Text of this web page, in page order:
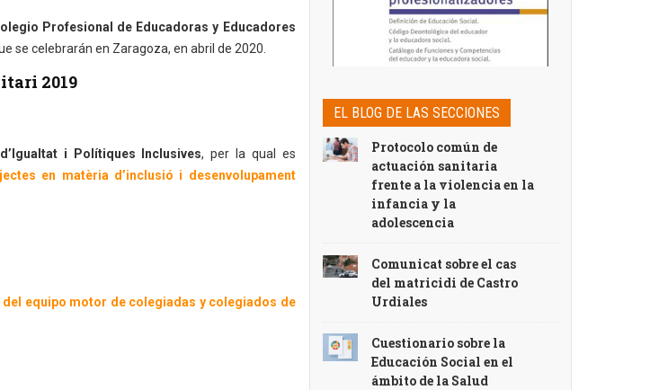
Profesional de Educadoras y Educadores
se celebrarán en Zaragoza, en abril de 2020.
2019
i Polítiques Inclusives, per la qual es
en matèria d’inclusió i desenvolupament
del equipo motor de colegiadas y colegiados de
EL BLOG DE LAS SECCIONES
Protocolo común de
actuación sanitaria
frente a la violencia en la
infancia y la
adolescencia
Comunicat sobre el cas
del matricidi de Castro
Urdiales
Cuestionario sobre la
Educación Social en el
ámbito de la Salud